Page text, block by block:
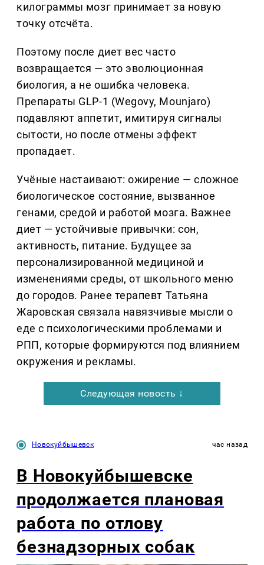
килограммы мозг принимает за новую
точку отсчёта.
Поэтому после диет вес часто
возвращается — это эволюционная
биология, а не ошибка человека.
Препараты GLP-1 (Wegovy, Mounjaro)
подавляют аппетит, имитируя сигналы
сытости, но после отмены эффект
пропадает.
Учёные настаивают: ожирение — сложное
биологическое состояние, вызванное
генами, средой и работой мозга. Важнее
диет — устойчивые привычки: сон,
активность, питание. Будущее за
персонализированной медициной и
изменениями среды, от школьного меню
до городов. Ранее терапевт Татьяна
Жаровская связала навязчивые мысли о
еде с психологическими проблемами и
РПП, которые формируются под влиянием
окружения и рекламы.
Следующая новость ↓
Новокуйбышевск час назад
В Новокуйбышевске
продолжается плановая
работа по отлову
безнадзорных собак